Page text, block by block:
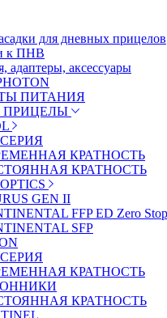
для дневных прицелов
к ПНВ
адаптеры, аксессуары
ПИТАНИЯ
ПРИЦЕЛЫ
СЕРИЯ
КРАТНОСТЬ
КРАТНОСТЬ
GEN II
FFP ED Zero
SFP
СЕРИЯ
КРАТНОСТЬ
КРАТНОСТЬ